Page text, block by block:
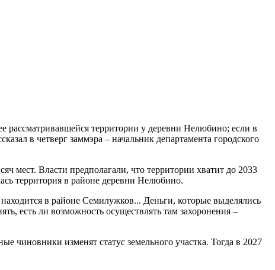
рассматривавшейся территории у деревни Нелюбино; если в
в четверг заммэра – начальник департамента городского
мест. Власти предполагали, что территории хватит до 2033
территория в районе деревни Нелюбино.
в районе Семилужков... Деньги, которые выделялись
есть ли возможность осуществлять там захоронения –
чиновники изменят статус земельного участка. Тогда в 2027